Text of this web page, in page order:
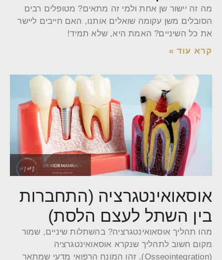
מה זה יישור שן אחת ולמי זה מתאים? מטופלים רבים
הסובלים משן עקומה שואלים אותנו, האם חייבים ליישר
את כל השיניים? האמת היא, שלא תמיד!
קרא עוד »
אוסאואינטגרציה (התחברות
בין השתל לעצם הלסת)
מהו תהליך אוסאואינטגרציה? בהשתלות שיניים, שמור
מקום חשוב לתהליך שנקרא אוסאואינטגרציה
(Osseointegration). זהו המונח הרפואי מדעי שמתאר